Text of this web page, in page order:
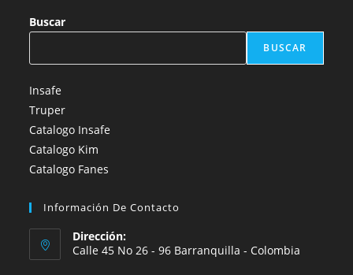
Buscar
BUSCAR
Insafe
Truper
Catalogo Insafe
Catalogo Kim
Catalogo Fanes
Información De Contacto
Dirección:
Calle 45 No 26 - 96 Barranquilla - Colombia